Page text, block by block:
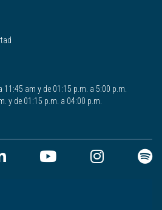
11:45 am y de 01:15 p.m. a 5:00 p.m.
y de 01:15 p.m. a 04:00 p.m.